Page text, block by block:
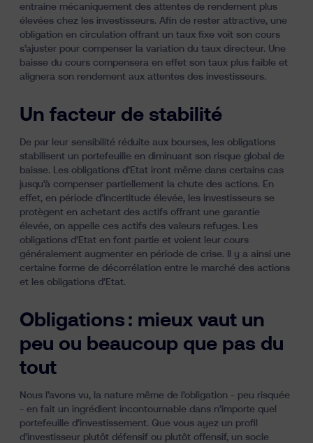
entraine mécaniquement des attentes de rendement plus
élevées chez les investisseurs. Afin de rester attractive, une
obligation en circulation offrant un taux fixe voit son cours
s’ajuster pour compenser la variation du taux directeur. Une
baisse du cours compensera en effet son taux plus faible et
alignera son rendement aux attentes des investisseurs.
Un facteur de stabilité
De par leur sensibilité réduite aux bourses, les obligations
stabilisent un portefeuille en diminuant son risque global de
baisse. Les obligations d’Etat iront même dans certains cas
jusqu’à compenser partiellement
la chute des actions. En
effet, en période d’incertitude élevée, les investisseurs se
protègent en achetant des actifs offrant une garantie
élevée, on appelle ces actifs des valeurs refuges. Les
obligations d’Etat en font partie et voient leur cours
généralement augmenter en période de crise. Il y a ainsi une
certaine forme de décorrélation entre le marché des actions
et les obligations d’Etat.
Obligations : mieux vaut un
peu ou beaucoup que pas du
tout
Nous l’avons vu, la nature même de l’obligation - peu risquée
- en fait un ingrédient incontournable dans n’importe quel
portefeuille d’investissement. Que vous ayez un profil
d’investisseur plutôt défensif ou plutôt offensif, un socle